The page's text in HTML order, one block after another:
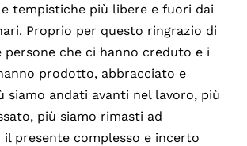
tempistiche più libere e fuori dai
Proprio per questo ringrazio di
che ci hanno creduto e i
prodotto, abbracciato e
siamo andati avanti nel lavoro, più
più siamo rimasti ad
il presente complesso e incerto